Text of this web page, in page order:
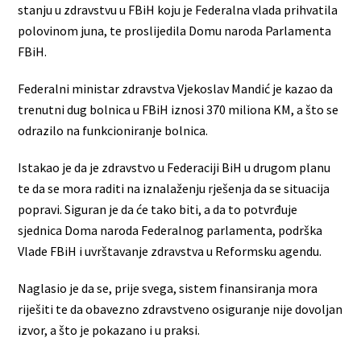
stanju u zdravstvu u FBiH koju je Federalna vlada prihvatila
polovinom juna, te proslijedila Domu naroda Parlamenta
FBiH.
Federalni ministar zdravstva Vjekoslav Mandić je kazao da
trenutni dug bolnica u FBiH iznosi 370 miliona KM, a što se
odrazilo na funkcioniranje bolnica.
Istakao je da je zdravstvo u Federaciji BiH u drugom planu
te da se mora raditi na iznalaženju rješenja da se situacija
popravi. Siguran je da će tako biti, a da to potvrđuje
sjednica Doma naroda Federalnog parlamenta, podrška
Vlade FBiH i uvrštavanje zdravstva u Reformsku agendu.
Naglasio je da se, prije svega, sistem finansiranja mora
riješiti te da obavezno zdravstveno osiguranje nije dovoljan
izvor, a što je pokazano i u praksi.